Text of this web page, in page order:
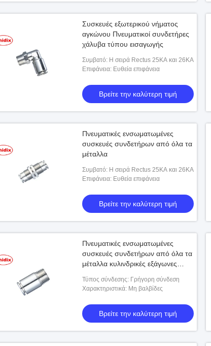
Συσκευές εξωτερικού νήματος
αγκώνου Πνευματικοί συνδετήρες
χάλυβα τύπου εισαγωγής
Συμβατό: Η σειρά Rectus 25KA και 26KA
Επιφάνεια: Ευθεία επιφάνεια
Βρείτε την καλύτερη τιμή
Πνευματικές ενσωματωμένες
συσκευές συνδετήρων από όλα τα
μέταλλα
Συμβατό: Η σειρά Rectus 25KA και 26KA
Επιφάνεια: Ευθεία επιφάνεια
Βρείτε την καλύτερη τιμή
Πνευματικές ενσωματωμένες
συσκευές συνδετήρων από όλα τα
μέταλλα κυλινδρικές εξάγωνες
Τύπος σύνδεσης: Γρήγορη σύνδεση
Χαρακτηριστικά: Μη βαλβίδες
Βρείτε την καλύτερη τιμή